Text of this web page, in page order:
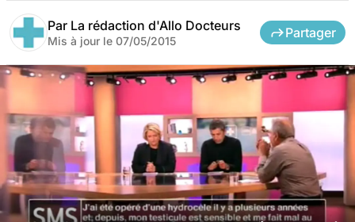
Par La rédaction d'Allo Docteurs
Mis à jour le 07/05/2015
Partager